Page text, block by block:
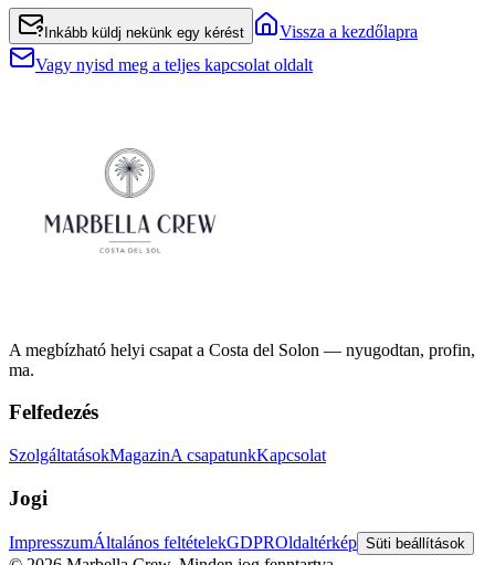
Inkább küldj nekünk egy kérést
Vissza a kezdőlapra
Vagy nyisd meg a teljes kapcsolat oldalt
A megbízható helyi csapat a Costa del Solon — nyugodtan, profin,
ma.
Felfedezés
SzolgáltatásokMagazinA csapatunkKapcsolat
Jogi
ImpresszumÁltalános feltételekGDPROldaltérkép Süti beállítások